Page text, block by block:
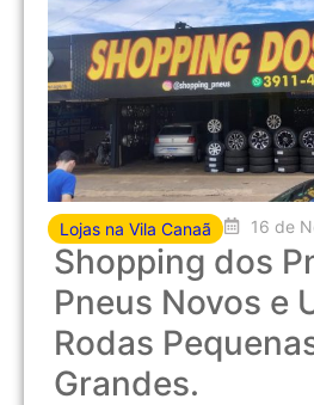
Lojas na Vila Canaã 16 de
Shopping dos
Pneus Novos e
Rodas
Grandes.